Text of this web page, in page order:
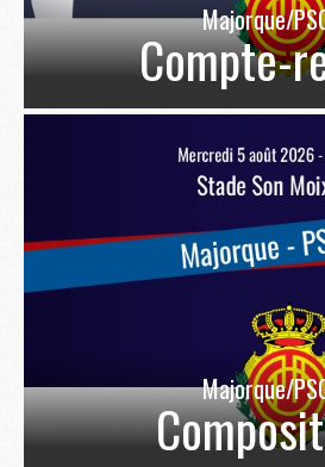
Majorque/
Compte-
Majorque/